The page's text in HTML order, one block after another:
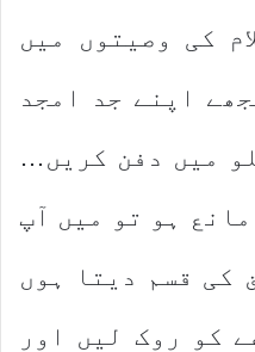
کی وصیتوں میں
اپنے جد امجد
میں دفن کریں…
ہو تو میں آپ
کی قسم دیتا ہوں
کو روک لیں اور